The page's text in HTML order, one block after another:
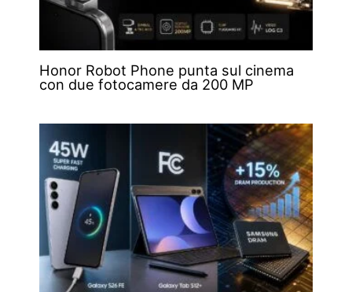
Honor Robot Phone punta sul cinema
con due fotocamere da 200 MP